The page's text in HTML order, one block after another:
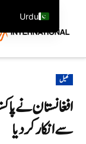
POSTED
IN
کھیل
افغانستان نے
سے انکار کر دیا
Urdu
English